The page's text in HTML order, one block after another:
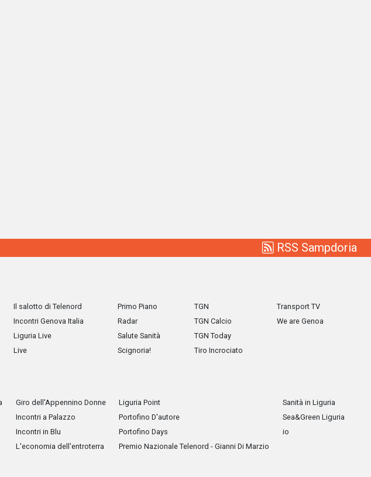
RSS Sampdoria
Il salotto di Telenord
Incontri Genova Italia
Liguria Live
Live
Primo Piano
Radar
Salute Sanità
Scignoria!
TGN
TGN Calcio
TGN Today
Tiro Incrociato
Transport TV
We are Genoa
Giro dell'Appennino Donne
Incontri a Palazzo
Incontri in Blu
L'economia dell'entroterra
Liguria Point
Portofino D'autore
Portofino Days
Premio Nazionale Telenord - Gianni Di Marzio
Sanità in Liguria
Sea&Green Liguria
io